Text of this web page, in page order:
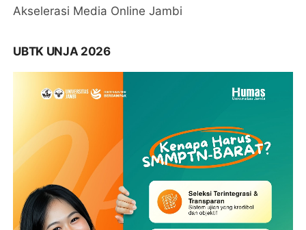
Akselerasi Media Online Jambi
UBTK UNJA 2026